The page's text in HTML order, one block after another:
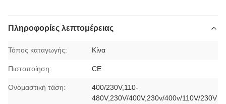
Πληροφορίες λεπτομέρειας
Τόπος καταγωγής: Κίνα
Πιστοποίηση: CE
Ονομαστική τάση:
400/230V,110-
480V,230V/400V,230v/400v/110V/230V